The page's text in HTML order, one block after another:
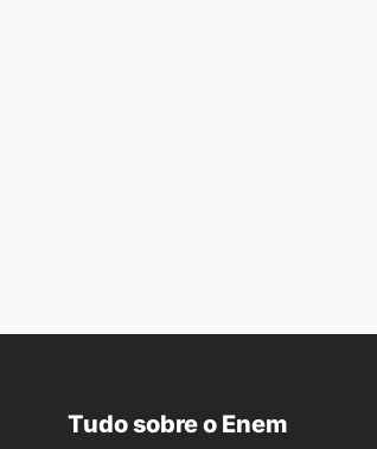
Tudo sobre o Enem